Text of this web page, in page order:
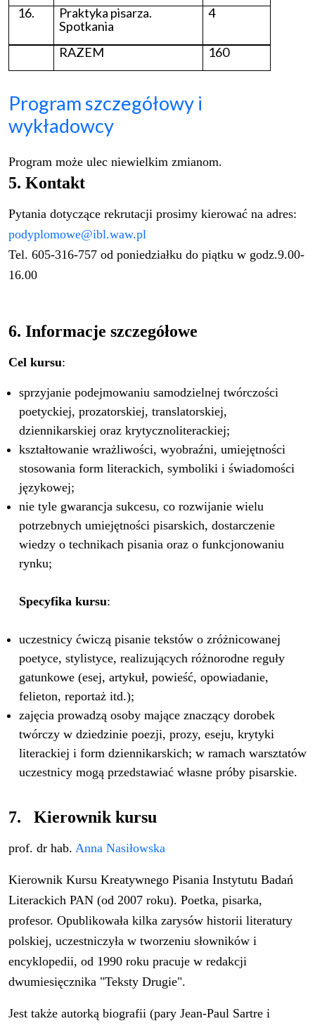
Praktyka pisarza.
Spotkania
4
RAZEM 160
Program szczegółowy i
wykładowcy
Program może ulec niewielkim zmianom.
5. Kontakt
Pytania dotyczące rekrutacji prosimy kierować na adres:
podyplomowe@ibl.waw.pl
Tel. 605-316-757 od poniedziałku do piątku w godz.9.00-
16.00
6. Informacje szczegółowe
Cel kursu:
sprzyjanie podejmowaniu samodzielnej twórczości
poetyckiej, prozatorskiej, translatorskiej,
dziennikarskiej oraz krytycznoliterackiej;
kształtowanie wrażliwości, wyobraźni, umiejętności
stosowania form literackich, symboliki i świadomości
językowej;
nie tyle gwarancja sukcesu, co rozwijanie wielu
potrzebnych umiejętności pisarskich, dostarczenie
wiedzy o technikach pisania oraz o funkcjonowaniu
rynku;
Specyfika kursu:
uczestnicy ćwiczą pisanie tekstów o zróżnicowanej
poetyce, stylistyce, realizujących różnorodne reguły
gatunkowe (esej, artykuł, powieść, opowiadanie,
felieton, reportaż itd.);
zajęcia prowadzą osoby mające znaczący dorobek
twórczy w dziedzinie poezji, prozy, eseju, krytyki
literackiej i form dziennikarskich; w ramach warsztatów
uczestnicy mogą przedstawiać własne próby pisarskie.
7. Kierownik kursu
prof. dr hab. Anna Nasiłowska
Kierownik Kursu Kreatywnego Pisania Instytutu Badań
Literackich PAN (od 2007 roku). Poetka, pisarka,
profesor. Opublikowała kilka zarysów historii literatury
polskiej, uczestniczyła w tworzeniu słowników i
encyklopedii, od 1990 roku pracuje w redakcji
dwumiesięcznika "Teksty Drugie".
Jest także autorką biografii (pary Jean-Paul Sartre i